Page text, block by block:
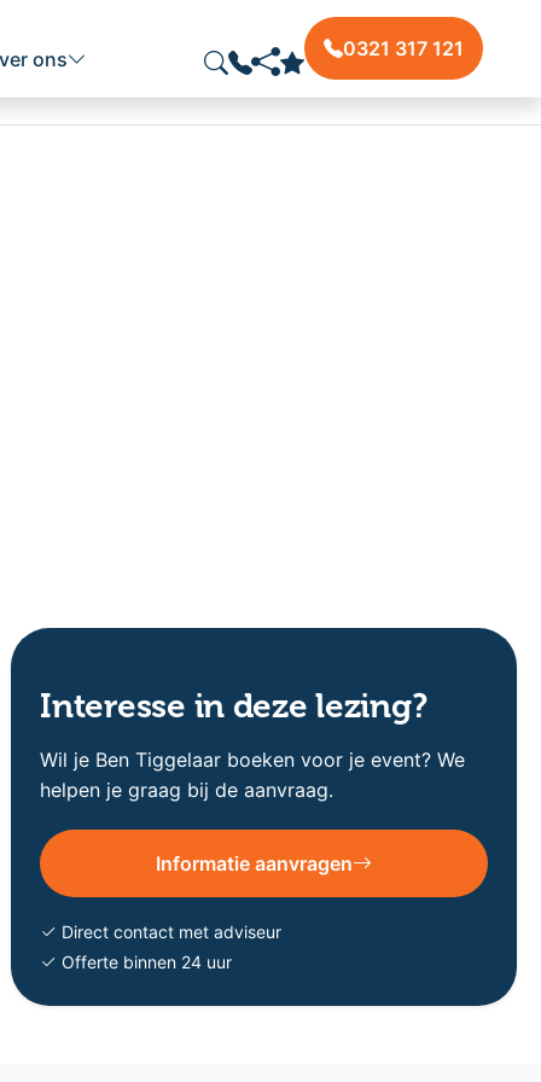
ons 0321 317 121
Interesse in deze lezing?
Wil je Ben Tiggelaar boeken voor je event? We
helpen je graag bij de aanvraag.
Informatie aanvragen
Direct contact met adviseur
Offerte binnen 24 uur